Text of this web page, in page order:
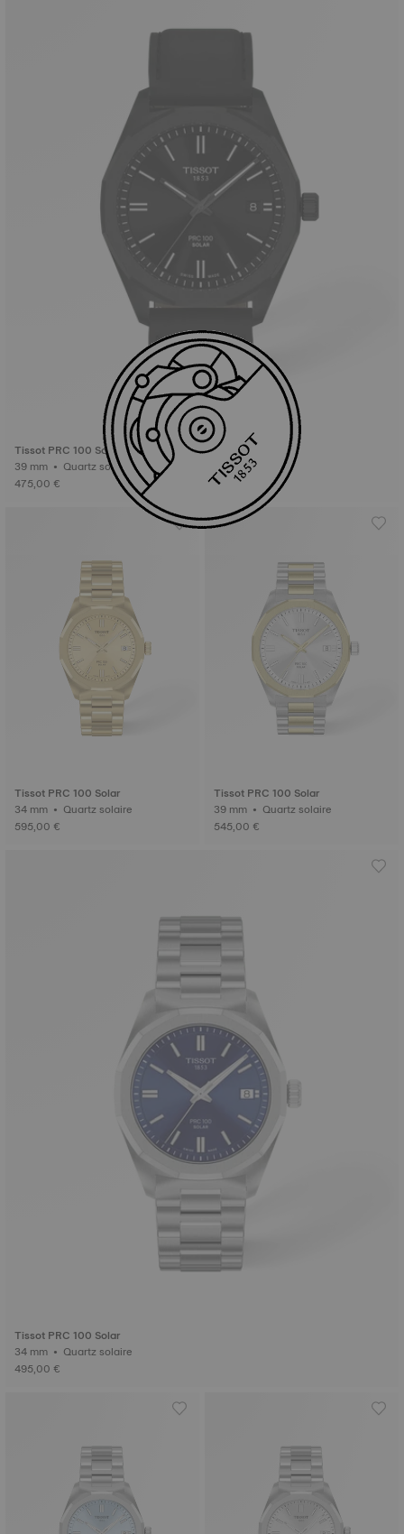
Tissot PRC 100 Solar
39 mm • Quartz solaire
475,00 €
Tissot PRC 100 Solar
34 mm • Quartz solaire
595,00 €
Tissot PRC 100 Solar
39 mm • Quartz solaire
545,00 €
Tissot PRC 100 Solar
34 mm • Quartz solaire
495,00 €